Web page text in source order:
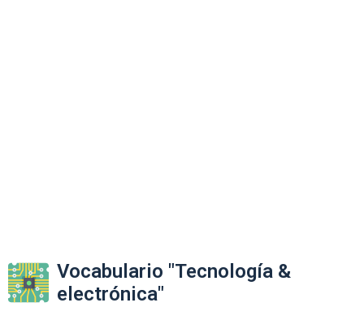
Vocabulario "Tecnología &
electrónica"